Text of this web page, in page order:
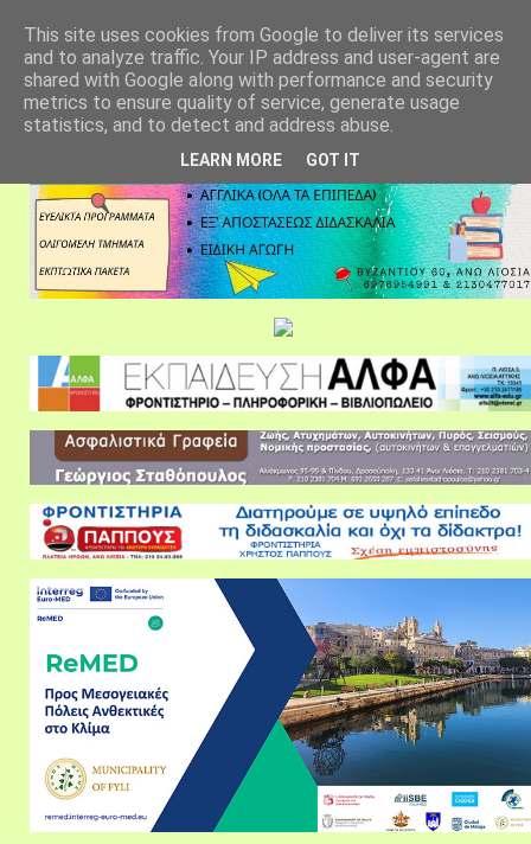
This site uses cookies from Google to deliver its services
and to analyze traffic. Your IP address and user-agent are
shared with Google along with performance and security
metrics to ensure quality of service, generate usage
statistics, and to detect and address abuse.
LEARN MORE GOT IT